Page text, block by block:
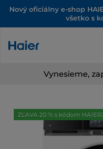
Nový oficiálny e-shop
všetko s
Vynesieme,
ZĽAVA 20 % s kódom